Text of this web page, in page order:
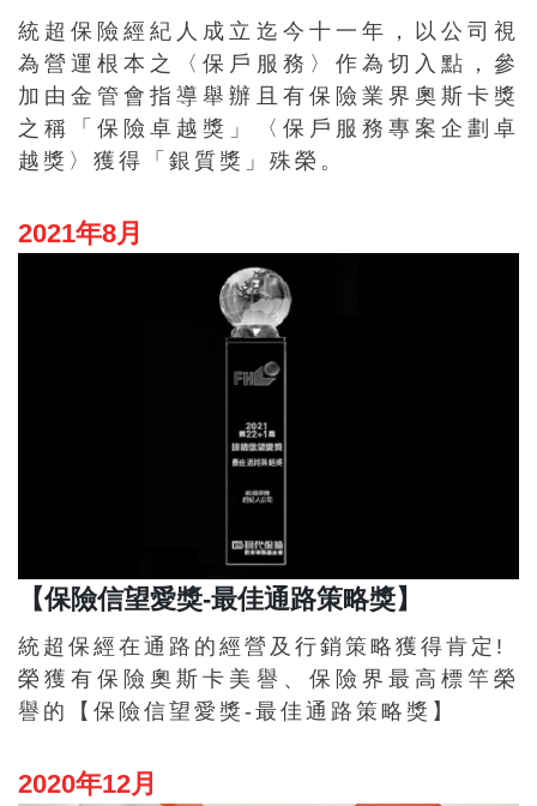
統超保險經紀人成立迄今十一年，以公司視
為營運根本之〈保戶服務〉作為切入點，參
加由金管會指導舉辦且有保險業界奧斯卡獎
之稱「保險卓越獎」〈保戶服務專案企劃卓
越獎〉獲得「銀質獎」殊榮。
2021年8月
【保險信望愛獎-最佳通路策略獎】
統超保經在通路的經營及行銷策略獲得肯定!
榮獲有保險奧斯卡美譽、保險界最高標竿榮
譽的【保險信望愛獎-最佳通路策略獎】
2020年12月